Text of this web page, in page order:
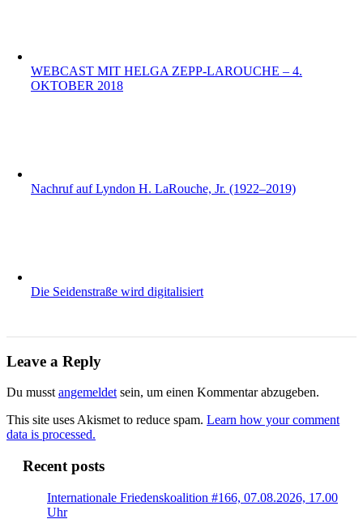
WEBCAST MIT HELGA ZEPP-LAROUCHE – 4.
OKTOBER 2018
Nachruf auf Lyndon H. LaRouche, Jr. (1922–2019)
Die Seidenstraße wird digitalisiert
Leave a Reply
Du musst angemeldet sein, um einen Kommentar abzugeben.
This site uses Akismet to reduce spam. Learn how your comment
data is processed.
Recent posts
Internationale Friedenskoalition #166, 07.08.2026, 17.00
Uhr